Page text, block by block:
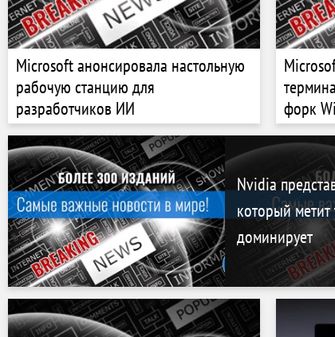
Microsoft анонсировала настольную
рабочую станцию ​​для
разработчиков ИИ
форк
Nvidia
который метит
доминирует